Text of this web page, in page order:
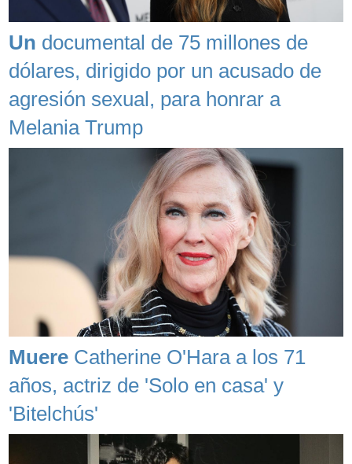
Un documental de 75 millones de
dólares, dirigido por un acusado de
agresión sexual, para honrar a
Melania Trump
Muere Catherine O'Hara a los 71
años, actriz de 'Solo en casa' y
'Bitelchús'